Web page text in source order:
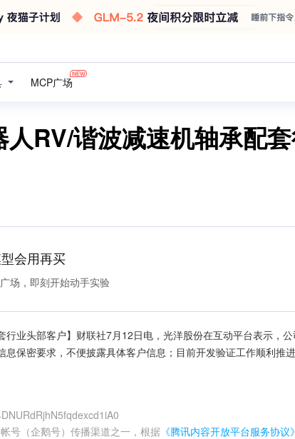
MCP广场
RV/谐波减速机轴承配
会用再买
场，即刻开始动手实验
行业头部客户】财联社7月12日电，光洋股份在互动平台表示，
保密要求，不便披露具体客户信息；目前开发验证工作顺利推
号（企鹅号）传播渠道之一，根据 《腾讯内容开放平台服务协议》